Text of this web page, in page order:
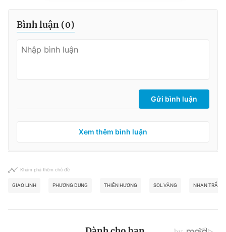
Bình luận (0)
Gửi bình luận
Xem thêm bình luận
Khám phá thêm chủ đề
GIAO LINH PHƯƠNG DUNG THIÊN HƯƠNG SOL VÀNG NHẠN TRẮNG